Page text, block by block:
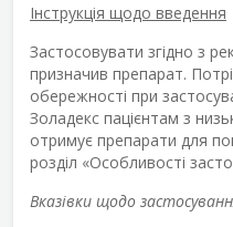
Інструкція щодо введення
Застосовувати згідно з
призначив препарат.
обережності при
Золадекс пацієнтам з
отримує препарати для
розділ «Особливості
Вказівки щодо